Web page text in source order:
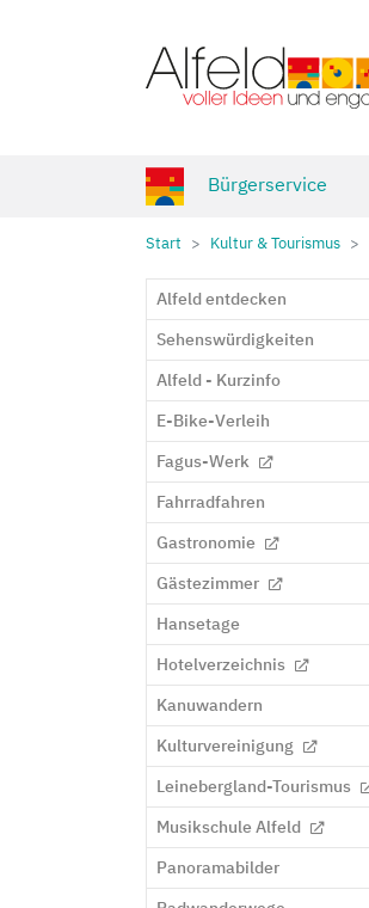
Zum Hauptinhalt springen
Bürgerservice
Start Kultur & Tourismus
Alfeld entdecken
Sehenswürdigkeiten
Alfeld - Kurzinfo
E-Bike-Verleih
Fagus-Werk
Fahrradfahren
Gastronomie
Gästezimmer
Hansetage
Hotelverzeichnis
Kanuwandern
Kulturvereinigung
Leinebergland-Tourismus
Musikschule Alfeld
Panoramabilder